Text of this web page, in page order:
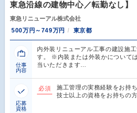
東急沿線の建物中心／転勤なし】
東急リニューアル株式会社
500万円～749万円
東京都
仕事
内容
内外装リニューアル工事の建設施
す。 ※内装または外装かについて
当いただきます…
応募
資格
必須
施工管理の実務経験をお持
技士以上の資格をお持ちの